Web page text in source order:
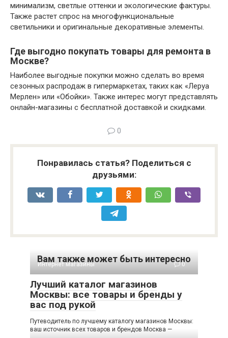
минимализм, светлые оттенки и экологические фактуры.
Также растет спрос на многофункциональные
светильники и оригинальные декоративные элементы.
Где выгодно покупать товары для ремонта в
Москве?
Наиболее выгодные покупки можно сделать во время
сезонных распродаж в гипермаркетах, таких как «Леруа
Мерлен» или «Обойки». Также интерес могут представлять
онлайн-магазины с бесплатной доставкой и скидками.
0
Понравилась статья? Поделиться с
друзьями:
Вам также может быть интересно
Интернет магазины 0
Лучший каталог магазинов
Москвы: все товары и бренды у
вас под рукой
Путеводитель по лучшему каталогу магазинов Москвы:
ваш источник всех товаров и брендов Москва —